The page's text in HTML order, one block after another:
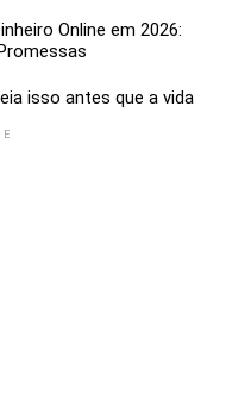
Online em 2026:
isso antes que a vida